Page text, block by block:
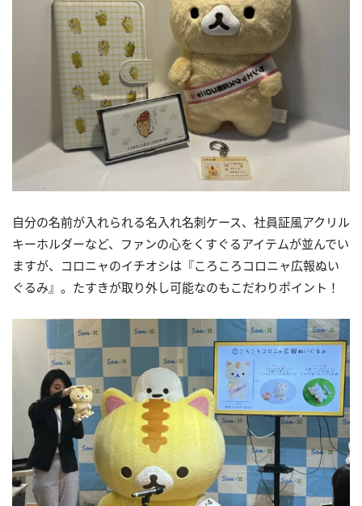
自分の名前が入れられる名入れ名刺ケース、社員証風アクリル
キーホルダーなど、ファンの心をくすぐるアイテムが並んでい
ますが、コロニャのイチオシは『ころころコロニャ広報ぬい
ぐるみ』。たすきが取り外し可能なのもこだわりポイント！